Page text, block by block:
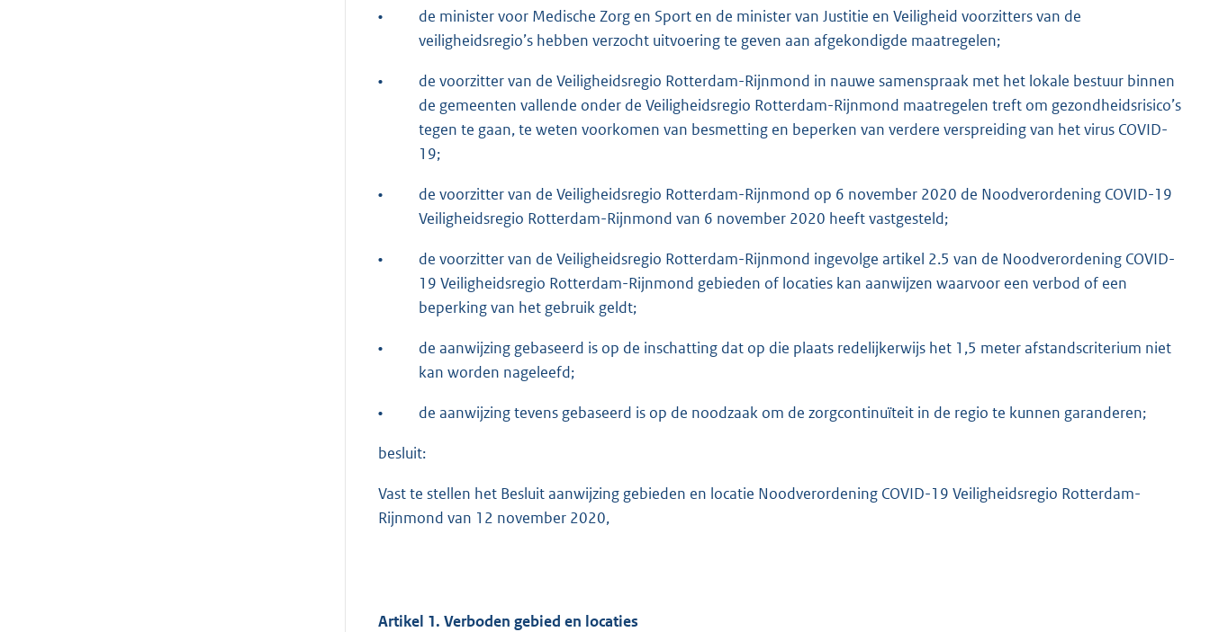
•
de minister voor Medische Zorg en Sport en de minister van Justitie en Veiligheid voorzitters van de
veiligheidsregio’s hebben verzocht uitvoering te geven aan afgekondigde maatregelen;
•
de voorzitter van de Veiligheidsregio Rotterdam-Rijnmond in nauwe samenspraak met het lokale bestuur binnen
de gemeenten vallende onder de Veiligheidsregio Rotterdam-Rijnmond maatregelen treft om gezondheidsrisico’s
tegen te gaan, te weten voorkomen van besmetting en beperken van verdere verspreiding van het virus COVID-
19;
•
de voorzitter van de Veiligheidsregio Rotterdam-Rijnmond op 6 november 2020 de Noodverordening COVID-19
Veiligheidsregio Rotterdam-Rijnmond van 6 november 2020 heeft vastgesteld;
•
de voorzitter van de Veiligheidsregio Rotterdam-Rijnmond ingevolge artikel 2.5 van de Noodverordening COVID-
19 Veiligheidsregio Rotterdam-Rijnmond gebieden of locaties kan aanwijzen waarvoor een verbod of een
beperking van het gebruik geldt;
•
de aanwijzing gebaseerd is op de inschatting dat op die plaats redelijkerwijs het 1,5 meter afstandscriterium niet
kan worden nageleefd;
• de aanwijzing tevens gebaseerd is op de noodzaak om de zorgcontinuïteit in de regio te kunnen garanderen;
besluit:
Vast te stellen het Besluit aanwijzing gebieden en locatie Noodverordening COVID-19 Veiligheidsregio Rotterdam-
Rijnmond van 12 november 2020,
Artikel 1. Verboden gebied en locaties